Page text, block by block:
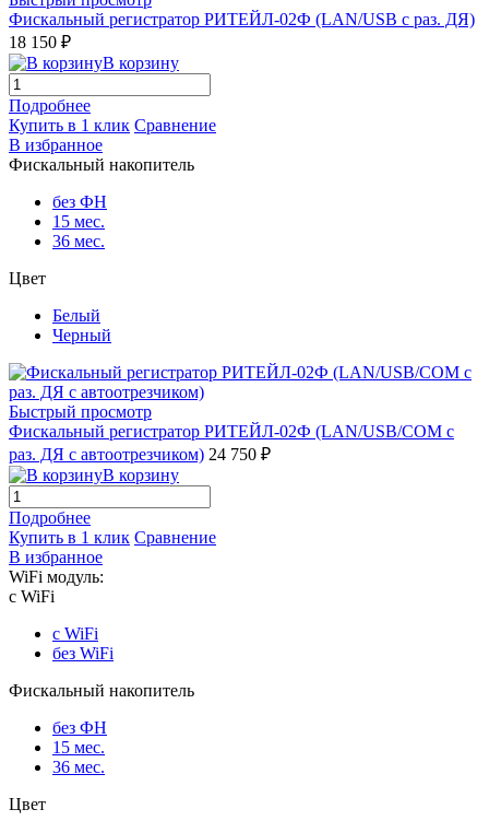
Фискальный регистратор РИТЕЙЛ-02Ф (LAN/USB с раз. ДЯ)
18 150 ₽
В корзину
Подробнее
Купить в 1 клик Сравнение
В избранное
Фискальный накопитель
без ФН
15 мес.
36 мес.
Цвет
Белый
Черный
Быстрый просмотр
Фискальный регистратор РИТЕЙЛ-02Ф (LAN/USB/COM с
раз. ДЯ с автоотрезчиком) 24 750 ₽
В корзину
Подробнее
Купить в 1 клик Сравнение
В избранное
WiFi модуль:
с WiFi
с WiFi
без WiFi
Фискальный накопитель
без ФН
15 мес.
36 мес.
Цвет